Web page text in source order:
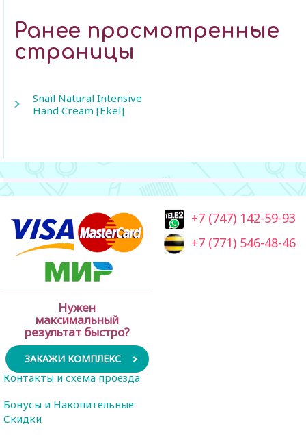
Ранее просмотренные
страницы
Snail Natural Intensive
Hand Cream [Ekel]
Нужен
максимальный
результат быстро?
ЗАКАЖИ КОМПЛЕКС
+7 (747) 142-59-93
+7 (771) 546-48-46
Контакты и схема проезда
Бонусы и Накопительные
Скидки